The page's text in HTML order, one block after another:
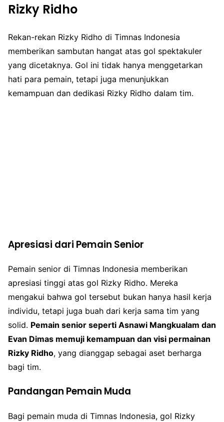
Rizky Ridho
Rekan-rekan Rizky Ridho di Timnas Indonesia
memberikan sambutan hangat atas gol spektakuler
yang dicetaknya. Gol ini tidak hanya menggetarkan
hati para pemain, tetapi juga menunjukkan
kemampuan dan dedikasi Rizky Ridho dalam tim.
Apresiasi dari Pemain Senior
Pemain senior di Timnas Indonesia memberikan
apresiasi tinggi atas gol Rizky Ridho. Mereka
mengakui bahwa gol tersebut bukan hanya hasil kerja
individu, tetapi juga buah dari kerja sama tim yang
solid. Pemain senior seperti Asnawi Mangkualam dan
Evan Dimas memuji kemampuan dan visi permainan
Rizky Ridho, yang dianggap sebagai aset berharga
bagi tim.
Pandangan Pemain Muda
Bagi pemain muda di Timnas Indonesia, gol Rizky